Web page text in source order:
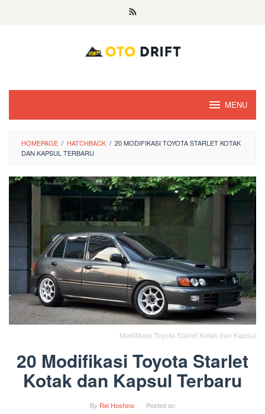
MENU
HOMEPAGE / HATCHBACK / 20 MODIFIKASI TOYOTA STARLET KOTAK
DAN KAPSUL TERBARU
Modifikasi Toyota Starlet Kotak dan Kapsul
20 Modifikasi Toyota Starlet
Kotak dan Kapsul Terbaru
By Rei Hoshino Posted on